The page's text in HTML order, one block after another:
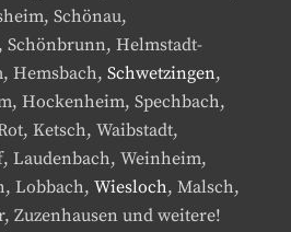
Schönau,
Helmstadt-
Hemsbach, Schwetzingen,
Hockenheim, Spechbach,
Ketsch, Waibstadt,
Laudenbach, Weinheim,
Lobbach, Wiesloch, Malsch,
Zuzenhausen und weitere!